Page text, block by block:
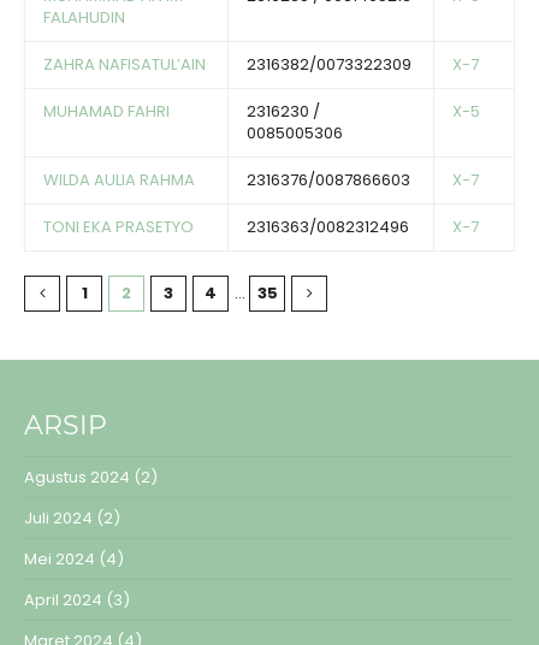
FALAHUDIN
ZAHRA NAFISATUL’AIN 2316382/0073322309 X-7
MUHAMAD FAHRI
2316230 /
0085005306
X-5
WILDA AULIA RAHMA 2316376/0087866603 X-7
TONI EKA PRASETYO 2316363/0082312496 X-7
1 2 3 4 … 35
ARSIP
Agustus 2024 (2)
Juli 2024 (2)
Mei 2024 (4)
April 2024 (3)